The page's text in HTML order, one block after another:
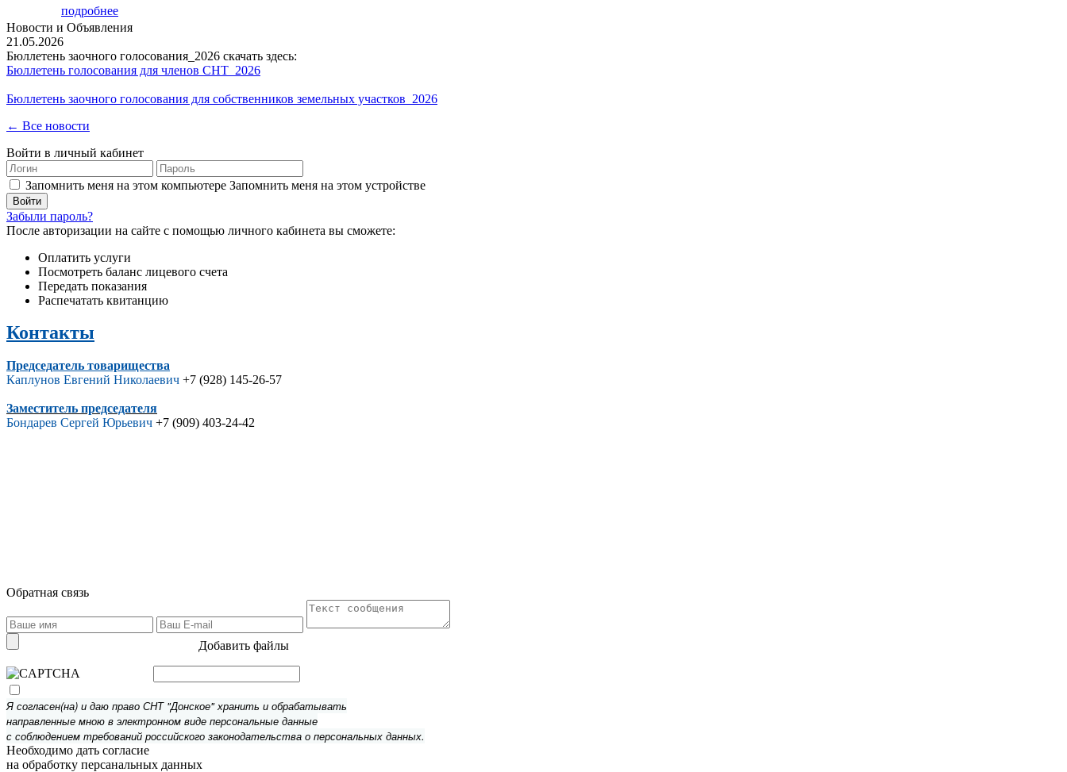
подробнее
Новости и Объявления
21.05.2026
Бюллетень заочного голосования_2026 скачать здесь:
Бюллетень голосования для членов СНТ_2026
Бюллетень заочного голосования для собственников земельных участков_2026
← Все новости
Войти в личный кабинет
Запомнить меня на этом компьютере Запомнить меня на этом устройстве
Забыли пароль?
После авторизации на сайте с помощью личного кабинета вы сможете:
Оплатить услуги
Посмотреть баланс лицевого счета
Передать показания
Распечатать квитанцию
Контакты
Председатель товарищества
Каплунов Евгений Николаевич +7 (928) 145-26-57
Заместитель председателя
Бондарев Сергей Юрьевич +7 (909) 403-24-42
Обратная связь
Добавить файлы
Я согласен(на) и даю право СНТ "Донское" хранить и обрабатывать
направленные мною в электронном виде персональные данные
с соблюдением требований российского законодательства о персональных данных.
Необходимо дать согласие
на обработку персанальных данных